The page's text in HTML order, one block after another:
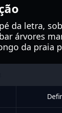
da letra,
árvores
da praia